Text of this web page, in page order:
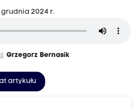
2024 r.
Grzegorz Bernasik
artykułu